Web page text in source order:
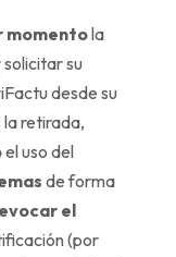
momentola
su
desde su
la retirada,
el uso del
de forma
el
(por